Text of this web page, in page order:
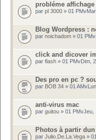
probléme
par pl 3000 » 01
Blog Wordpress :
par noichadom » 01
click and dicover
par flash » 01 PMvDim,
Des pro en pc ?
par BOB 34 » 01
anti-virus mac
par guitou » 01 PMvJeu,
Photos à partir
par Julio.De.La.Vega »